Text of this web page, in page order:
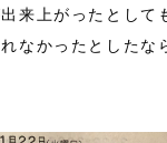
来上がったとして
なかったとしたな